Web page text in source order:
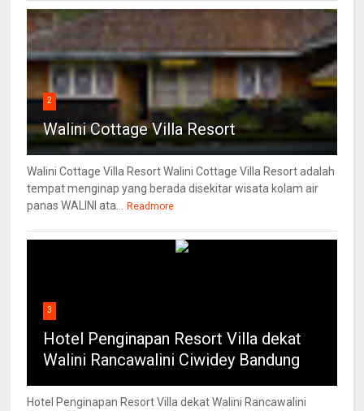
2
Walini Cottage Villa Resort
Walini Cottage Villa Resort Walini Cottage Villa Resort adalah
tempat menginap yang berada disekitar wisata kolam air
panas WALINI ata...
Readmore
3
Hotel Penginapan Resort Villa dekat
Walini Rancawalini Ciwidey Bandung
Hotel Penginapan Resort Villa dekat Walini Rancawalini